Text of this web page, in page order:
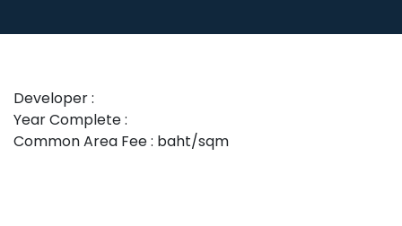
Developer :
Year Complete :
Common Area Fee : baht/sqm